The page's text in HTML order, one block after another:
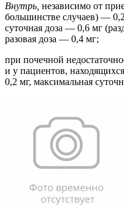
Внутрь, независимо от
большинстве случаев) —
суточная доза — 0,6 мг
разовая доза — 0,4 мг;
при почечной
и у пациентов,
0,2 мг, максимальная